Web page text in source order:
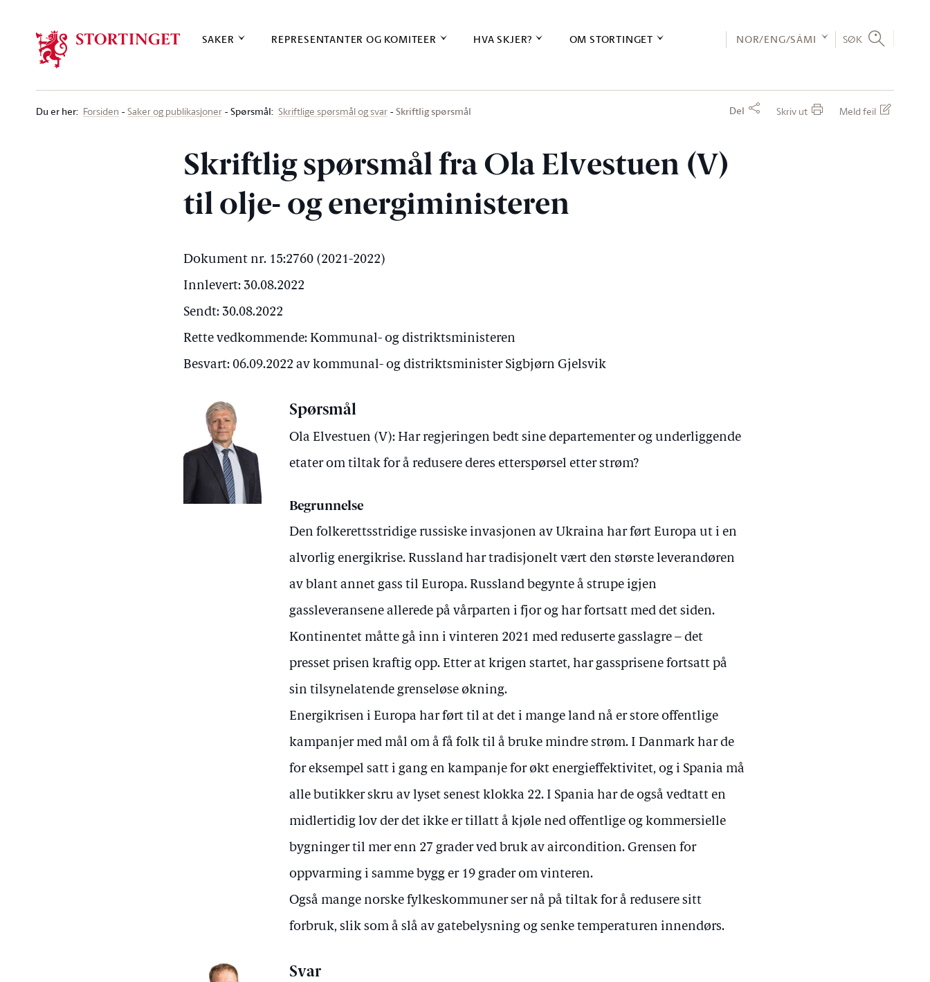
SAKER REPRESENTANTER OG KOMITEER HVA SKJER? OM STORTINGET NOR/ENG/SÁMI SØK
Du er her: Forsiden Saker og publikasjoner Spørsmål: Skriftlige spørsmål og svar Skriftlig spørsmål Del Skriv ut Meld feil
Skriftlig spørsmål fra Ola Elvestuen (V)
til olje- og energiministeren
Dokument nr. 15:2760 (2021-2022)
Innlevert: 30.08.2022
Sendt: 30.08.2022
Rette vedkommende: Kommunal- og distriktsministeren
Besvart: 06.09.2022 av kommunal- og distriktsminister Sigbjørn Gjelsvik
Spørsmål
Ola Elvestuen (V): Har regjeringen bedt sine departementer og underliggende
etater om tiltak for å redusere deres etterspørsel etter strøm?
Begrunnelse
Den folkerettsstridige russiske invasjonen av Ukraina har ført Europa ut i en
alvorlig energikrise. Russland har tradisjonelt vært den største leverandøren
av blant annet gass til Europa. Russland begynte å strupe igjen
gassleveransene allerede på vårparten i fjor og har fortsatt med det siden.
Kontinentet måtte gå inn i vinteren 2021 med reduserte gasslagre – det
presset prisen kraftig opp. Etter at krigen startet, har gassprisene fortsatt på
sin tilsynelatende grenseløse økning.
Energikrisen i Europa har ført til at det i mange land nå er store offentlige
kampanjer med mål om å få folk til å bruke mindre strøm. I Danmark har de
for eksempel satt i gang en kampanje for økt energieffektivitet, og i Spania må
alle butikker skru av lyset senest klokka 22. I Spania har de også vedtatt en
midlertidig lov der det ikke er tillatt å kjøle ned offentlige og kommersielle
bygninger til mer enn 27 grader ved bruk av aircondition. Grensen for
oppvarming i samme bygg er 19 grader om vinteren.
Også mange norske fylkeskommuner ser nå på tiltak for å redusere sitt
forbruk, slik som å slå av gatebelysning og senke temperaturen innendørs.
Svar